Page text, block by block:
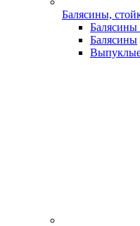
Балясины,
Балясины
Балясины